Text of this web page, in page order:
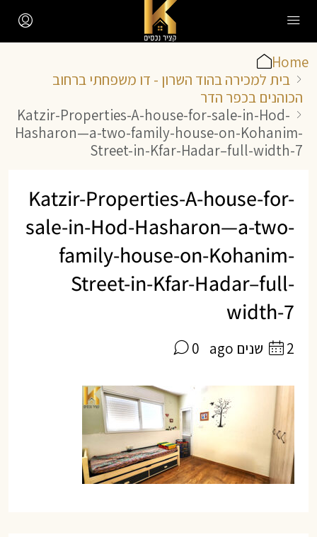
Home
בית למכירה בהוד השרון - דו משפחתי ברחוב
הכוהנים בכפר הדר
Katzir-Properties-A-house-for-sale-in-Hod-
Hasharon—a-two-family-house-on-Kohanim-
Street-in-Kfar-Hadar–full-width-7
Katzir-Properties-A-house-for-
sale-in-Hod-Hasharon—a-two-
family-house-on-Kohanim-
Street-in-Kfar-Hadar–full-
width-7
2 שנים ago 0